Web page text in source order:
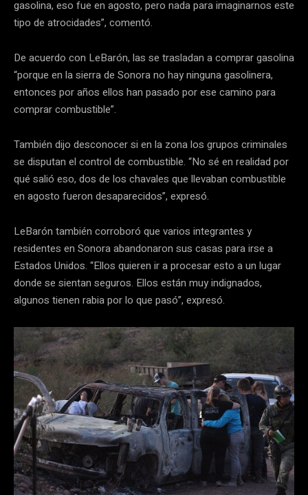
gasolina, eso fue en agosto, pero nada para imaginarnos este
tipo de atrocidades”, comentó.
De acuerdo con LeBarón, las se trasladan a comprar gasolina
“porque en la sierra de Sonora no hay ninguna gasolinera,
entonces por años ellos han pasado por ese camino para
comprar combustible”.
También dijo desconocer si en la zona los grupos criminales
se disputan el control de combustible. “No sé en realidad por
qué salió eso, dos de los chavales que llevaban combustible
en agosto fueron desaparecidos”, expresó.
LeBarón también corroboró que varios integrantes y
residentes en Sonora abandonaron sus casas para irse a
Estados Unidos. “Ellos quieren ir a procesar esto a un lugar
donde se sientan seguros. Ellos están muy indignados,
algunos tienen rabia por lo que pasó”, expresó.